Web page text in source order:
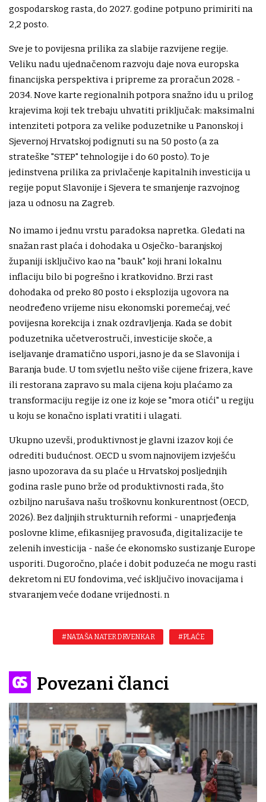
gospodarskog rasta, do 2027. godine potpuno primiriti na
2,2 posto.
Sve je to povijesna prilika za slabije razvijene regije.
Veliku nadu ujednačenom razvoju daje nova europska
financijska perspektiva i pripreme za proračun 2028. -
2034. Nove karte regionalnih potpora snažno idu u prilog
krajevima koji tek trebaju uhvatiti priključak: maksimalni
intenziteti potpora za velike poduzetnike u Panonskoj i
Sjevernoj Hrvatskoj podignuti su na 50 posto (a za
strateške "STEP" tehnologije i do 60 posto). To je
jedinstvena prilika za privlačenje kapitalnih investicija u
regije poput Slavonije i Sjevera te smanjenje razvojnog
jaza u odnosu na Zagreb.
No imamo i jednu vrstu paradoksa napretka. Gledati na
snažan rast plaća i dohodaka u Osječko-baranjskoj
županiji isključivo kao na "bauk" koji hrani lokalnu
inflaciju bilo bi pogrešno i kratkovidno. Brzi rast
dohodaka od preko 80 posto i eksplozija ugovora na
neodređeno vrijeme nisu ekonomski poremećaj, već
povijesna korekcija i znak ozdravljenja. Kada se dobit
poduzetnika učetverostruči, investicije skoče, a
iseljavanje dramatično uspori, jasno je da se Slavonija i
Baranja bude. U tom svjetlu nešto više cijene frizera, kave
ili restorana zapravo su mala cijena koju plaćamo za
transformaciju regije iz one iz koje se "mora otići" u regiju
u koju se konačno isplati vratiti i ulagati.
Ukupno uzevši, produktivnost je glavni izazov koji će
odrediti budućnost. OECD u svom najnovijem izvješću
jasno upozorava da su plaće u Hrvatskoj posljednjih
godina rasle puno brže od produktivnosti rada, što
ozbiljno narušava našu troškovnu konkurentnost (OECD,
2026). Bez daljnjih strukturnih reformi - unaprjeđenja
poslovne klime, efikasnijeg pravosuđa, digitalizacije te
zelenih investicija - naše će ekonomsko sustizanje Europe
usporiti. Dugoročno, plaće i dobit poduzeća ne mogu rasti
dekretom ni EU fondovima, već isključivo inovacijama i
stvaranjem veće dodane vrijednosti. n
#NATAŠA NATER DRVENKAR #PLAĆE
Povezani članci